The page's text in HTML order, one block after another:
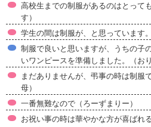
高校生までの制服があるのはとって
す）
学生の間は制服が、と思っています
制服で良いと思いますが、うちの子
いワンピースを準備しました。（お
まだありませんが、弔事の時は制服
母）
一番無難なので（ろーずまりー）
お祝い事の時は華やかな方が喜ばれ